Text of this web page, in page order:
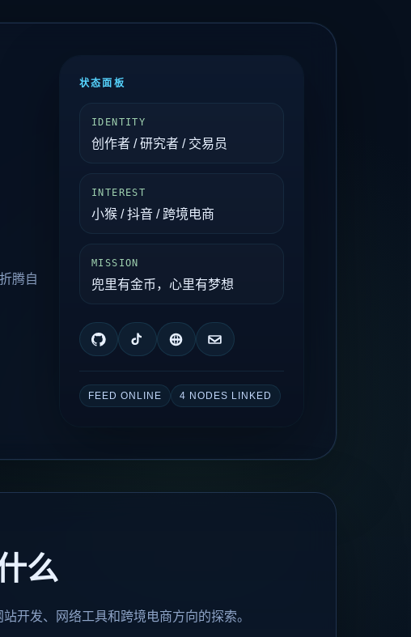
腾自
状态面板
IDENTITY
创作者 / 研究者 / 交易员
INTEREST
小猴 / 抖音 / 跨境电商
MISSION
兜里有金币，心里有梦想
FEED ONLINE 4 NODES LINKED
么
开发、网络工具和跨境电商方向的探索。